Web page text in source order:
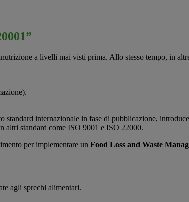
a livelli mai visti prima. Allo stesso tempo, in
standard internazionale in fase di pubblicazione,
altri standard come ISO 9001 e ISO 22000.
per implementare un Food Loss and Waste
agli sprechi alimentari.